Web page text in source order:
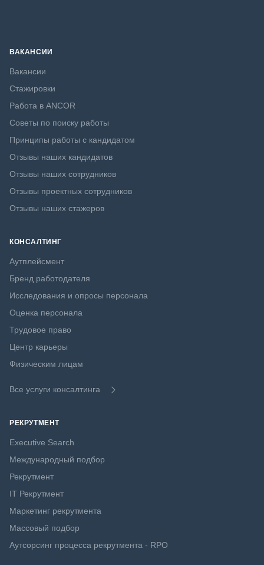
ВАКАНСИИ
Вакансии
Стажировки
Работа в ANCOR
Советы по поиску работы
Принципы работы с кандидатом
Отзывы наших кандидатов
Отзывы наших сотрудников
Отзывы проектных сотрудников
Отзывы наших стажеров
КОНСАЛТИНГ
Аутплейсмент
Бренд работодателя
Исследования и опросы персонала
Оценка персонала
Трудовое право
Центр карьеры
Физическим лицам
Все услуги консалтинга
РЕКРУТМЕНТ
Executive Search
Международный подбор
Рекрутмент
IT Рекрутмент
Маркетинг рекрутмента
Массовый подбор
Аутсорсинг процесса рекрутмента - RPO